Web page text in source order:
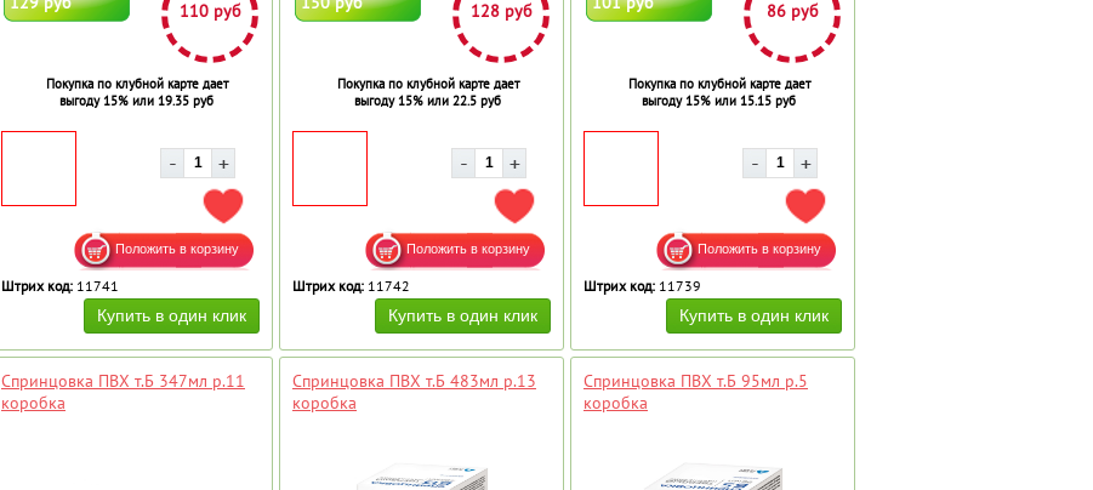
110 руб
Покупка по клубной карте дает
выгоду 15% или 19.35 руб
ДОБАВИТЬ В ИЗБРАННОЕ
Штрих код: 11741
128 руб
Покупка по клубной карте дает
выгоду 15% или 22.5 руб
ДОБАВИТЬ В ИЗБРАННОЕ
Штрих код: 11742
86 руб
Покупка по клубной карте дает
выгоду 15% или 15.15 руб
ДОБАВИТЬ В ИЗБРАННОЕ
Штрих код: 11739
Спринцовка ПВХ т.Б 347мл р.11
коробка
Спринцовка ПВХ т.Б 483мл р.13
коробка
Спринцовка ПВХ т.Б 95мл р.5
коробка